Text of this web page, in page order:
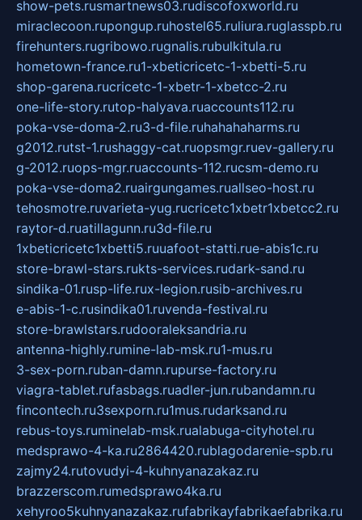
show-pets.rusmartnews03.rudiscofoxworld.ru
miraclecoon.rupongup.ruhostel65.ruliura.ruglasspb.ru
firehunters.rugribowo.rugnalis.rubulkitula.ru
hometown-france.ru1-xbeticricetc-1-xbetti-5.ru
shop-garena.rucricetc-1-xbetr-1-xbetcc-2.ru
one-life-story.rutop-halyava.ruaccounts112.ru
poka-vse-doma-2.ru3-d-file.ruhahahaharms.ru
g2012.rutst-1.rushaggy-cat.ruopsmgr.ruev-gallery.ru
g-2012.ruops-mgr.ruaccounts-112.rucsm-demo.ru
poka-vse-doma2.ruairgungames.ruallseo-host.ru
tehosmotre.ruvarieta-yug.rucricetc1xbetr1xbetcc2.ru
raytor-d.ruatillagunn.ru3d-file.ru
1xbeticricetc1xbetti5.ruuafoot-statti.rue-abis1c.ru
store-brawl-stars.rukts-services.rudark-sand.ru
sindika-01.rusp-life.rux-legion.rusib-archives.ru
e-abis-1-c.rusindika01.ruvenda-festival.ru
store-brawlstars.rudooraleksandria.ru
antenna-highly.rumine-lab-msk.ru1-mus.ru
3-sex-porn.ruban-damn.rupurse-factory.ru
viagra-tablet.rufasbags.ruadler-jun.rubandamn.ru
fincontech.ru3sexporn.ru1mus.rudarksand.ru
rebus-toys.ruminelab-msk.rualabuga-cityhotel.ru
medsprawo-4-ka.ru2864420.rublagodarenie-spb.ru
zajmy24.rutovudyi-4-kuhnyanazakaz.ru
brazzerscom.rumedsprawo4ka.ru
xehyroo5kuhnyanazakaz.rufabrikayfabrikaefabrika.ru